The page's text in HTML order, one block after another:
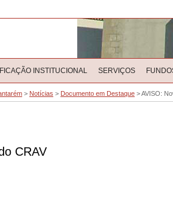
INSTITUCIONAL SERVIÇOS
> Notícias > Documento em Destaque >AVISO:
CRAV